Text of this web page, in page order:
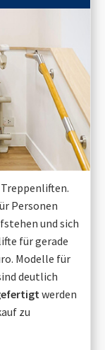
Personen
und sich
für gerade
Modelle für
deutlich
werden
zu